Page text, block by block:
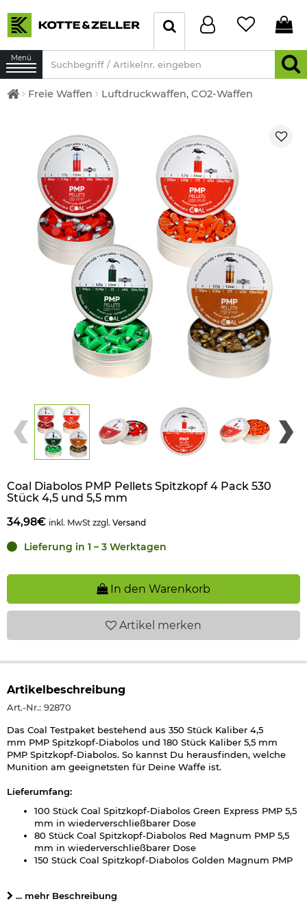
Menü
Freie Waffen Luftdruckwaffen, CO2-Waffen
Coal Diabolos PMP Pellets Spitzkopf 4 Pack 530
Stück 4,5 und 5,5 mm
34,98€ inkl. MwSt zzgl. Versand
Lieferung in 1 – 3 Werktagen
In den Warenkorb
Artikel merken
Artikelbeschreibung
Art.-Nr.: 92870
Das Coal Testpaket bestehend aus 350 Stück Kaliber 4,5
mm PMP Spitzkopf-Diabolos und 180 Stück Kaliber 5,5 mm
PMP Spitzkopf-Diabolos. So kannst Du herausfinden, welche
Munition am geeignetsten für Deine Waffe ist.
Lieferumfang:
100 Stück Coal Spitzkopf-Diabolos Green Express PMP 5,5
mm in wiederverschließbarer Dose
80 Stück Coal Spitzkopf-Diabolos Red Magnum PMP 5,5
mm in wiederverschließbarer Dose
150 Stück Coal Spitzkopf-Diabolos Golden Magnum PMP
4,5 mm in wiederverschließbarer Dose
... mehr Beschreibung